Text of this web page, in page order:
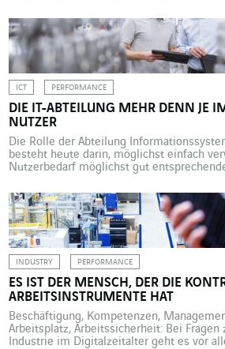
voller Sensoren, in denen Roboter eine
Werden die Bürogebäude der Zukunft
ICT PERFORMANCE
DIE IT-ABTEILUNG MEHR DENN JE
NUTZER
Die Rolle der Abteilung
besteht heute darin, möglichst einfach
Nutzerbedarf möglichst gut
Transformation zu begleiten. Für all jene,
Auffassung sind, die IT- bzw. IT-
tendieren, anderen ohne große
Endnutzer oder das Geschäft […]
INDUSTRY PERFORMANCE
ES IST DER MENSCH, DER DIE
ARBEITSINSTRUMENTE HAT
Beschäftigung, Kompetenzen,
Arbeitsplatz, Arbeitssicherheit: Bei Fragen
Industrie im Digitalzeitalter geht es vor